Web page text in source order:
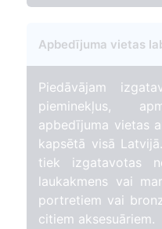
Apbedījuma vietas
Piedāvājam
pieminekļus,
apbedījuma vietas
kapsētā visā
tiek izgatavotas
laukakmens vai
portretiem vai
citiem aksesuāriem.